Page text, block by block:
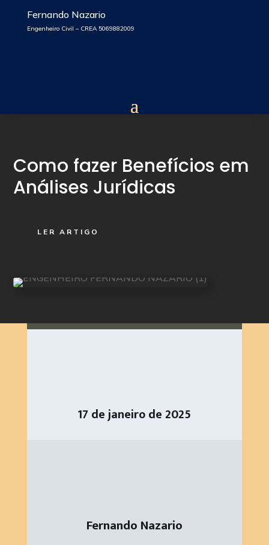
Fernando Nazario
Engenheiro Civil – CREA 5069882009
Como fazer Benefícios em
Análises Jurídicas
LER ARTIGO
17 de janeiro de 2025
Fernando Nazario